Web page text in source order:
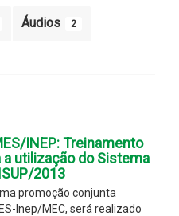
Áudios 2
INEP: Treinamento
a utilização do Sistema
2013
promoção conjunta
Inep/MEC, será realizado